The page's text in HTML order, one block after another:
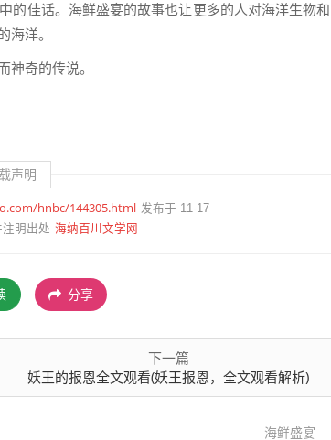
的佳话。海鲜盛宴的故事也让更多的人对海洋生物和
海洋。
神奇的传说。
声明
hnbc/144305.html 发布于 11-17
注明出处 海纳百川文学网
分享
下一篇
妖王的报恩全文观看(妖王报恩，全文观看解析)
海鲜盛宴